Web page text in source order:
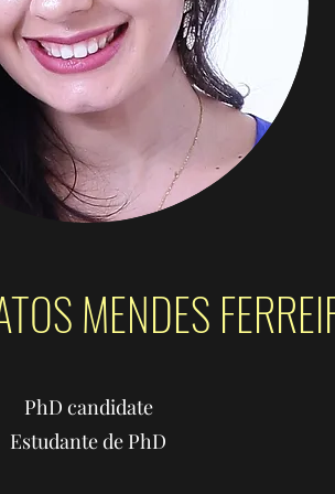
MENDES
PhD candidate
Estudante de PhD